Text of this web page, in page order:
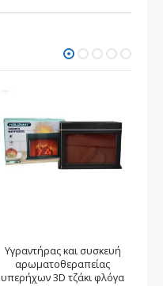
Υγραντήρας και συσκευή
αρωματοθεραπείας
υπερήχων 3D τζάκι φλόγα